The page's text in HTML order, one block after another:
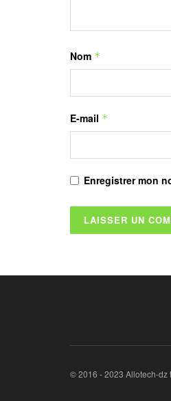
Nom *
E-mail *
Enregistrer mon
© 2016 - 2023 Allotech-dz